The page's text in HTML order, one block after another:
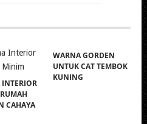
CAHAYA
WARNA GORDEN
UNTUK CAT TEMBOK
KUNING